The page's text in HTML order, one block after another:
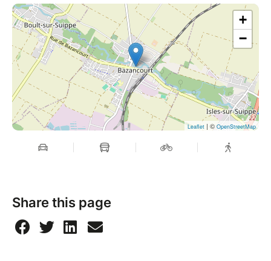
+
−
Leaflet | ©OpenStreetMap
Share this page